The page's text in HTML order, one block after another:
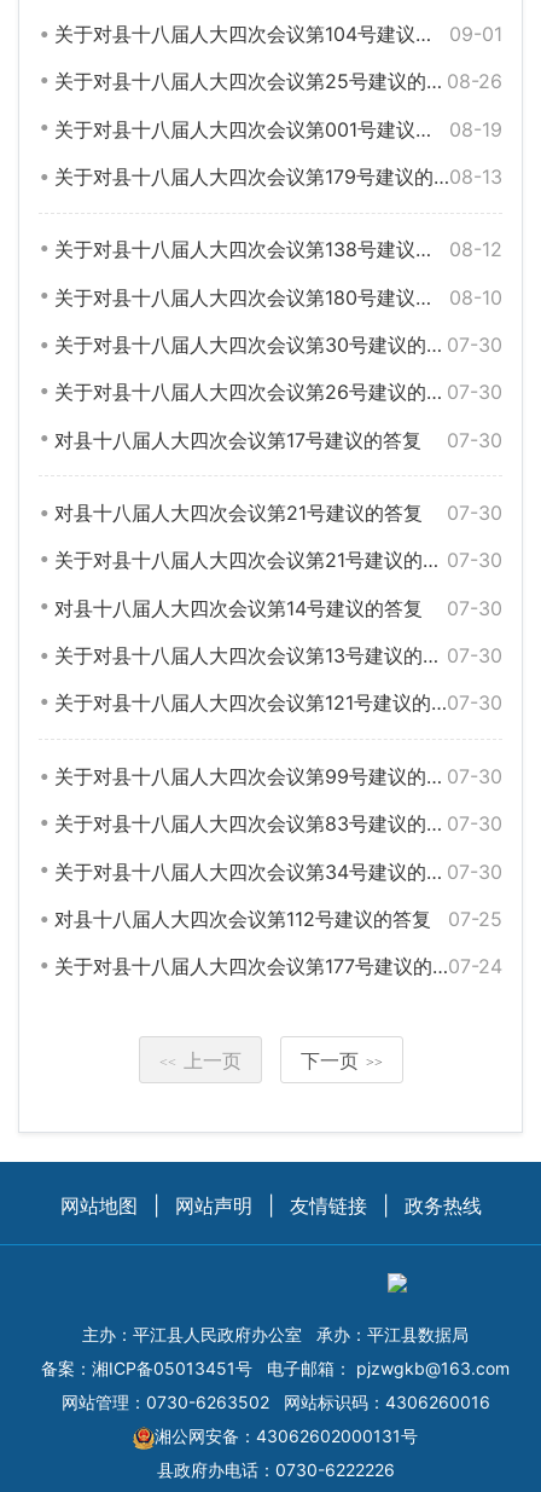
09-01
关于对县十八届人大四次会议第104号建议的答复
08-26
关于对县十八届人大四次会议第25号建议的答复
08-19
关于对县十八届人大四次会议第001号建议的答复
08-13
关于对县十八届人大四次会议第179号建议的答复
08-12
关于对县十八届人大四次会议第138号建议的答复
08-10
关于对县十八届人大四次会议第180号建议的答复
07-30
关于对县十八届人大四次会议第30号建议的答复
07-30
关于对县十八届人大四次会议第26号建议的答复
07-30
对县十八届人大四次会议第17号建议的答复
07-30
对县十八届人大四次会议第21号建议的答复
07-30
关于对县十八届人大四次会议第21号建议的答复
07-30
对县十八届人大四次会议第14号建议的答复
07-30
关于对县十八届人大四次会议第13号建议的答复
07-30
关于对县十八届人大四次会议第121号建议的答复
07-30
关于对县十八届人大四次会议第99号建议的答复
07-30
关于对县十八届人大四次会议第83号建议的答复
07-30
关于对县十八届人大四次会议第34号建议的答复
07-25
对县十八届人大四次会议第112号建议的答复
07-24
关于对县十八届人大四次会议第177号建议的答复
<< 上一页 下一页 >>
网站地图 网站声明 友情链接 政务热线
主办：平江县人民政府办公室
承办：平江县数据局
备案： 湘ICP备05013451号 电子邮箱： pjzwgkb@163.com
网站管理：0730-6263502
网站标识码：4306260016
湘公网安备：43062602000131号
县政府办电话：0730-6222226